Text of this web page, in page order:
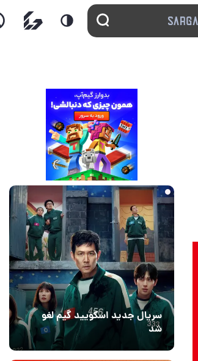
20 ساعت قبل
سریال جدید اسکویید گیم لغو
شد